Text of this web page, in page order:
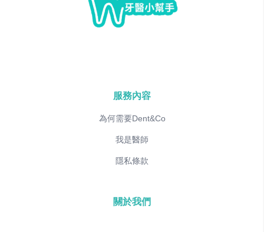
服務內容
為何需要Dent&Co
我是醫師
隱私條款
關於我們